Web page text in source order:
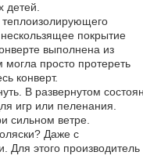
детей.
теплоизолирующего
покрытие
выполнена из
просто протереть
конверт.
В развернутом
игр или пеленания.
сильном ветре.
Даже с
Для этого производитель